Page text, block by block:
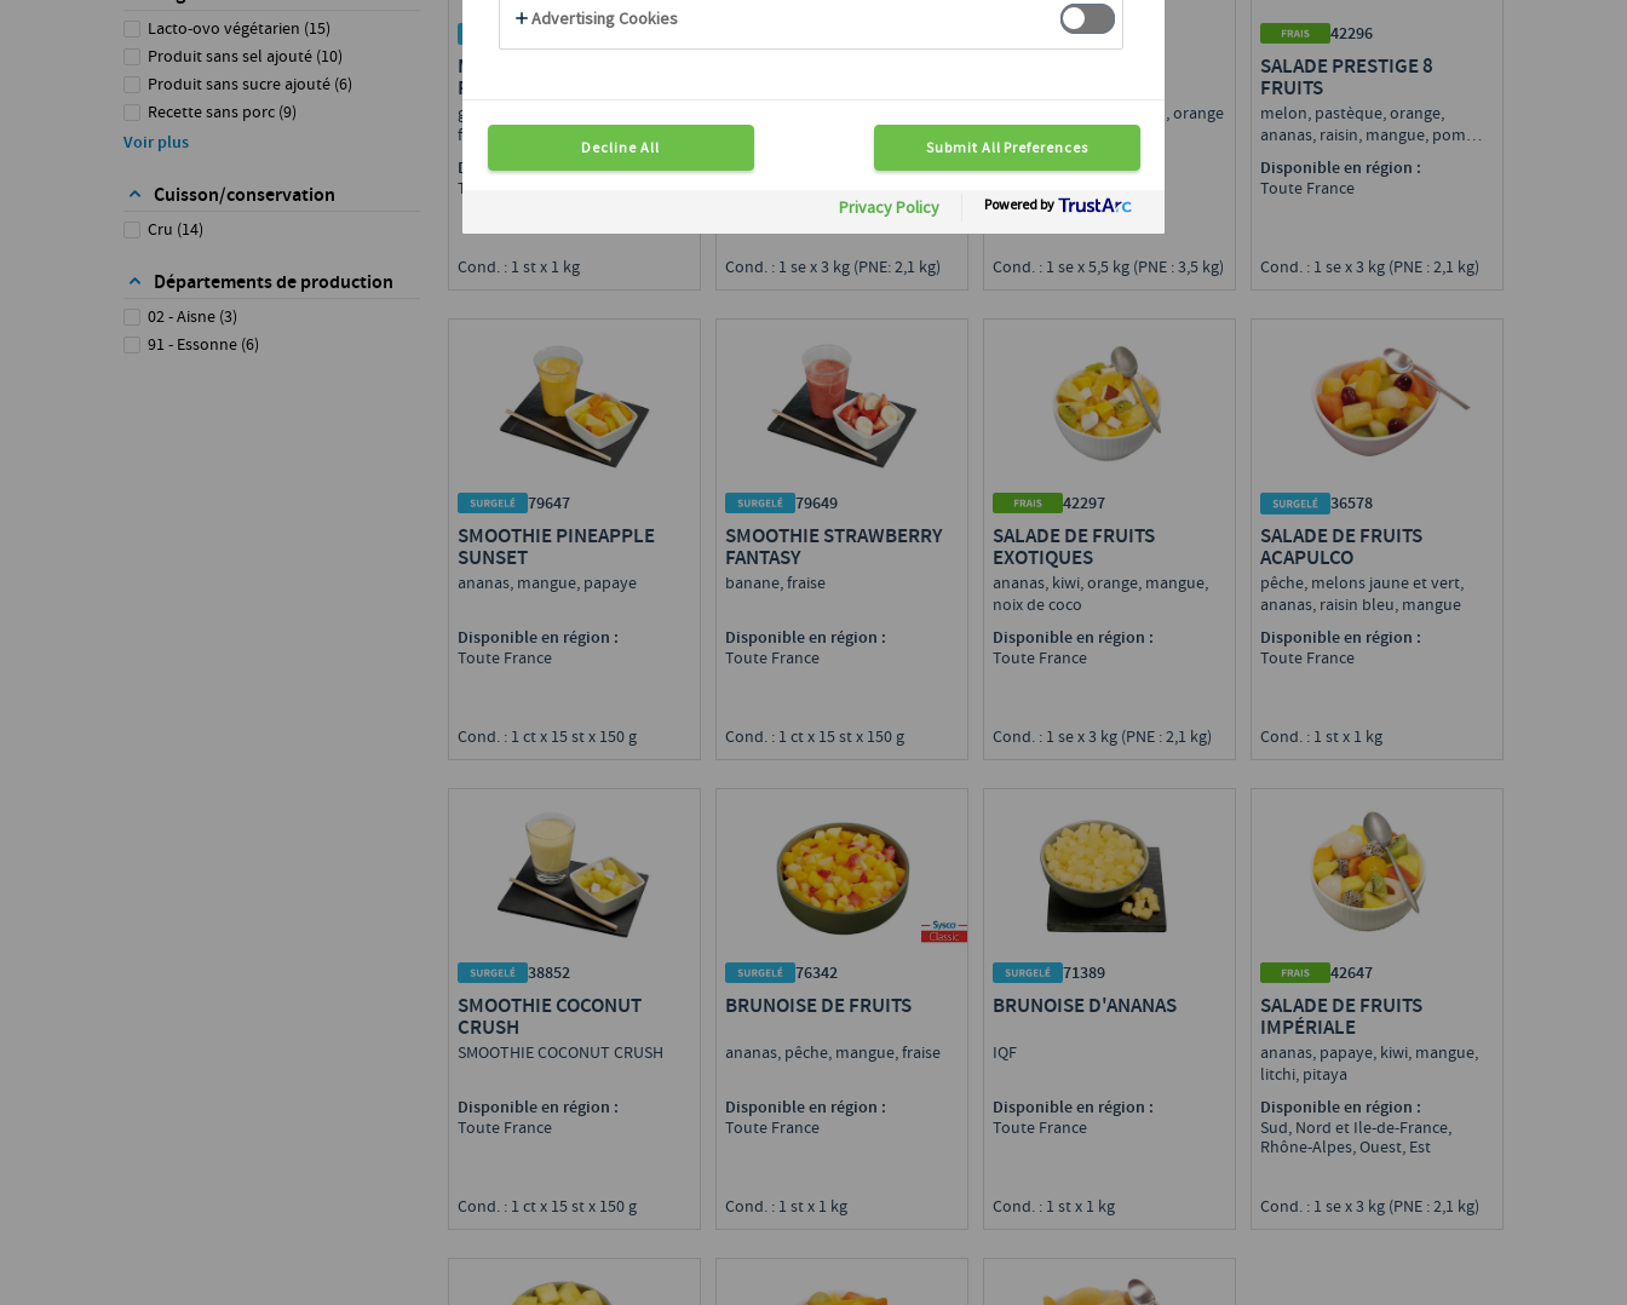
Lacto-ovo végétarien (15)
Produit sans sel ajouté (10)
Produit sans sucre ajouté (6)
Recette sans porc (9)
Végétalien / Végan
Voir plus
Cuisson/conservation
Cru (14)
Départements de production
02 - Aisne (3)
91 - Essonne (6)
MÉLANGE DE FRUITS
ROUGES
groseille, griotte, cassis, mûre,
framboise, myrtille
Disponible en région :
Toute France
Cond. : 1 st x 1 kg
Disponible en région :
Cond. : 1 se x 3 kg (PNE: 2,1 kg)
42298
ananas, pastèque, raisin, orange
Disponible en région :
Cond. : 1 se x 5,5 kg (PNE : 3,5 kg)
42296
SALADE PRESTIGE 8
FRUITS
melon, pastèque, orange,
ananas, raisin, mangue, pomme
Disponible en région :
Toute France
Cond. : 1 se x 3 kg (PNE : 2,1 kg)
79647
SMOOTHIE PINEAPPLE
SUNSET
ananas, mangue, papaye
Disponible en région :
Toute France
Cond. : 1 ct x 15 st x 150 g
79649
SMOOTHIE STRAWBERRY
FANTASY
banane, fraise
Disponible en région :
Toute France
Cond. : 1 ct x 15 st x 150 g
42297
SALADE DE FRUITS
EXOTIQUES
ananas, kiwi, orange, mangue,
noix de coco
Disponible en région :
Toute France
Cond. : 1 se x 3 kg (PNE : 2,1 kg)
36578
SALADE DE FRUITS
ACAPULCO
pêche, melons jaune et vert,
ananas, raisin bleu, mangue
Disponible en région :
Toute France
Cond. : 1 st x 1 kg
38852
SMOOTHIE COCONUT
CRUSH
SMOOTHIE COCONUT CRUSH
Disponible en région :
Toute France
Cond. : 1 ct x 15 st x 150 g
76342
BRUNOISE DE FRUITS
ananas, pêche, mangue, fraise
Disponible en région :
Toute France
Cond. : 1 st x 1 kg
71389
BRUNOISE D'ANANAS
IQF
Disponible en région :
Toute France
Cond. : 1 st x 1 kg
42647
SALADE DE FRUITS
IMPÉRIALE
ananas, papaye, kiwi, mangue,
litchi, pitaya
Disponible en région :
Sud, Nord et Ile-de-France,
Rhône-Alpes, Ouest, Est
Cond. : 1 se x 3 kg (PNE : 2,1 kg)